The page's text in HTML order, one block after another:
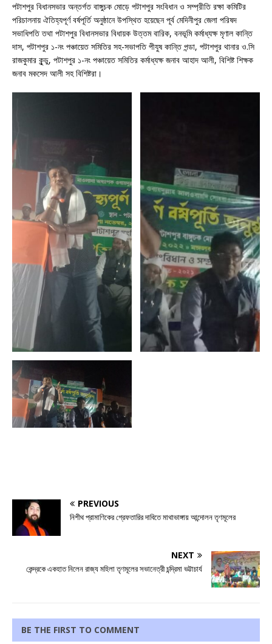
পটাশপুর বিধানসভার অন্তর্গত বাঙ্গুচক মোড়ে পটাশপুর সংবিধান ও সম্প্রীতি রক্ষা কমিটির
পরিচালনায় ঐতিহ্যপূর্ণ বর্ষপূর্তি অনুষ্ঠানে উপস্থিত হয়েছেন পূর্ব মেদিনীপুর জেলা পরিষদ
সভাধিপতি তথা পটাশপুর বিধানসভার বিধায়ক উত্তম বারিক, বনভূমি কর্মাধ্যক্ষ মৃণাল কান্তি
দাস, পটাশপুর ১-নং পঞ্চায়েত সমিতির সহ-সভাপতি পীযুষ কান্তি পন্ডা, পটাশপুর থানার ও.সি
রাজকুমার কুন্ডু, পটাশপুর ১-নং পঞ্চায়েত সমিতির কর্মাধ্যক্ষ জনাব আহাদ আলী, বিশিষ্ট শিক্ষক
জনাব মকসেদ আলী সহ বিশিষ্টরা।
PREVIOUS
নিশীথ প্রামাণিকের গ্রেফতারির দাবিতে মাথাভাঙ্গায় আন্দোলন তৃণমূলের
NEXT
কেন্দ্রকে একহাত নিলেন রাজ্য মহিলা তৃণমূলের সভানেত্রী চন্দ্রিমা ভট্টাচার্য
BE THE FIRST TO COMMENT